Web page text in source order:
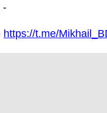
-
https://t.me/